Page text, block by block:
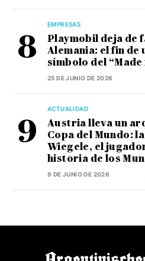
EMPRESAS
Playmobil deja de
Alemania: el fin de
símbolo del “Made
25 DE JUNIO DE 2026
ACTUALIDAD
Austria lleva un
Copa del Mundo:
Wiegele, el
historia de los
9 DE JUNIO DE 2026